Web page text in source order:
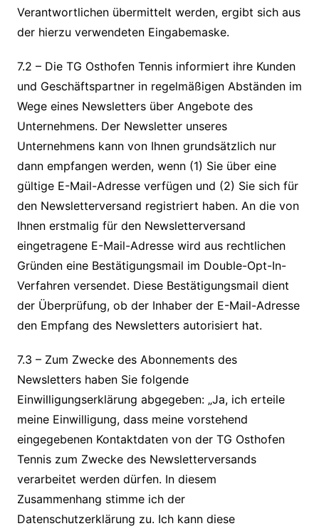
Verantwortlichen übermittelt werden, ergibt sich aus
der hierzu verwendeten Eingabemaske.
7.2 – Die TG Osthofen Tennis informiert ihre Kunden
und Geschäftspartner in regelmäßigen Abständen im
Wege eines Newsletters über Angebote des
Unternehmens. Der Newsletter unseres
Unternehmens kann von Ihnen grundsätzlich nur
dann empfangen werden, wenn (1) Sie über eine
gültige E-Mail-Adresse verfügen und (2) Sie sich für
den Newsletterversand registriert haben. An die von
Ihnen erstmalig für den Newsletterversand
eingetragene E-Mail-Adresse wird aus rechtlichen
Gründen eine Bestätigungsmail im Double-Opt-In-
Verfahren versendet. Diese Bestätigungsmail dient
der Überprüfung, ob der Inhaber der E-Mail-Adresse
den Empfang des Newsletters autorisiert hat.
7.3 – Zum Zwecke des Abonnements des
Newsletters haben Sie folgende
Einwilligungserklärung abgegeben: „Ja, ich erteile
meine Einwilligung, dass meine vorstehend
eingegebenen Kontaktdaten von der TG Osthofen
Tennis zum Zwecke des Newsletterversands
verarbeitet werden dürfen. In diesem
Zusammenhang stimme ich der
Datenschutzerklärung zu. Ich kann diese